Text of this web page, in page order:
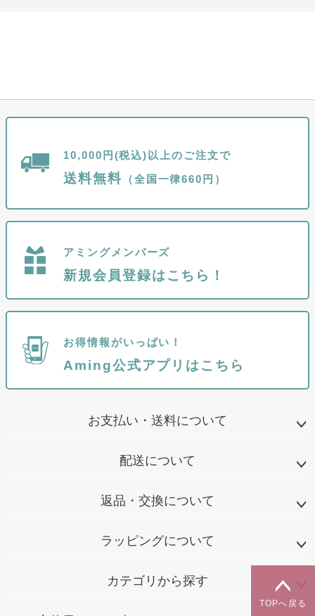
TOPへ戻る
10,000円(税込)以上のご注文で
送料無料 （全国一律660円）
アミングメンバーズ
新規会員登録はこちら！
お得情報がいっぱい！
Aming公式アプリはこちら
お支払い・送料について
配送について
返品・交換について
ラッピングについて
カテゴリから探す